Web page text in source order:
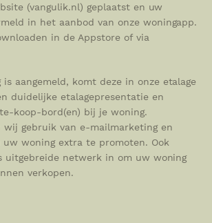
(vangulik.nl) geplaatst en uw
in het aanbod van onze woningapp.
in de Appstore of via
aangemeld, komt deze in onze etalage
duidelijke etalagepresentatie en
koop-bord(en) bij je woning.
wij gebruik van e-mailmarketing en
uw woning extra te promoten. Ook
uitgebreide netwerk in om uw woning
verkopen.